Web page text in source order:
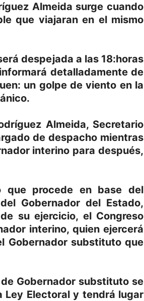
Almeida surge cuando
que viajaran en el mismo
despejada a las 18:horas
detalladamente de
un golpe de viento en la
Almeida, Secretario
de despacho mientras
interino para después,
que procede en base del
Gobernador del Estado,
su ejercicio, el Congreso
interino, quien ejercerá
Gobernador substituto que
Gobernador substituto se
Ley Electoral y tendrá lugar